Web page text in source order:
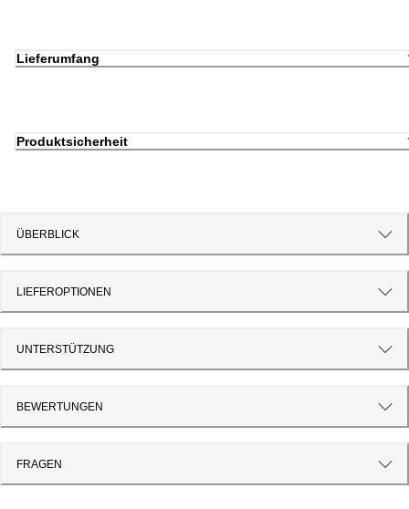
Lieferumfang
Produktsicherheit
ÜBERBLICK
LIEFEROPTIONEN
UNTERSTÜTZUNG
BEWERTUNGEN
FRAGEN